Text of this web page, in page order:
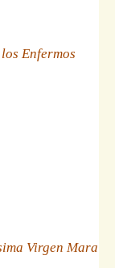
Enfermos
Virgen Mara